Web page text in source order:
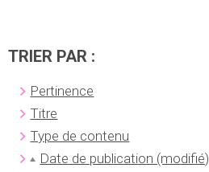
TRIER PAR :
Pertinence
Titre
Type de contenu
Date de publication (modifié)